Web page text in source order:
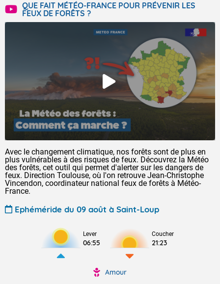
QUE FAIT MÉTÉO-FRANCE POUR PRÉVENIR LES
FEUX DE FORÊTS ?
Avec le changement climatique, nos forêts sont de plus en
plus vulnérables à des risques de feux. Découvrez la Météo
des forêts, cet outil qui permet d'alerter sur les dangers de
feux. Direction Toulouse, où l'on retrouve Jean-Christophe
Vincendon, coordinateur national feux de forêts à Météo-
France.
Ephéméride du 09 août à Saint-Loup
Lever
06:55
Coucher
21:23
Amour